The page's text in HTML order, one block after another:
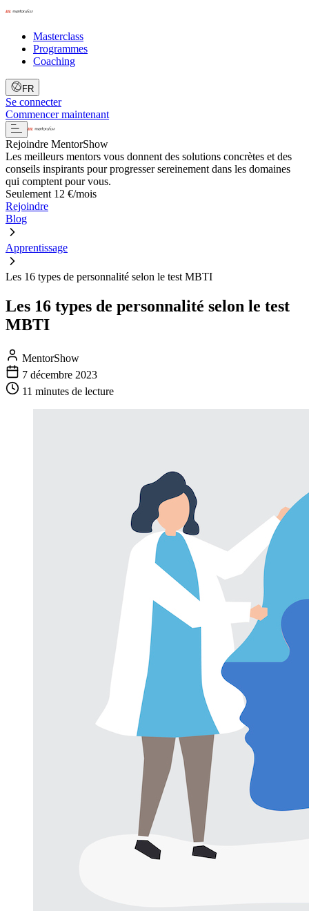
Masterclass
Programmes
Coaching
FR
Se connecter
Commencer maintenant
Rejoindre MentorShow
Les meilleurs mentors vous donnent des solutions concrètes et des
conseils inspirants pour progresser sereinement dans les domaines
qui comptent pour vous.
Seulement 12 €/mois
Rejoindre
Blog
Apprentissage
Les 16 types de personnalité selon le test MBTI
Les 16 types de personnalité selon le test
MBTI
MentorShow
7 décembre 2023
11 minutes de lecture